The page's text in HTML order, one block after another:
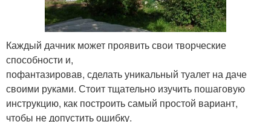
Каждый дачник может проявить свои творческие
способности и,
пофантазировав, сделать уникальный туалет на даче
своими руками. Стоит тщательно изучить пошаговую
инструкцию, как построить самый простой вариант,
чтобы не допустить ошибку.